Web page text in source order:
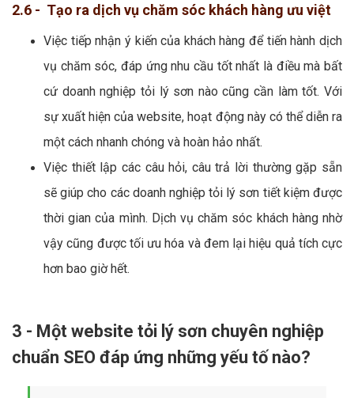
2.6 - Tạo ra dịch vụ chăm sóc khách hàng ưu việt
Việc tiếp nhận ý kiến của khách hàng để tiến hành dịch
vụ chăm sóc, đáp ứng nhu cầu tốt nhất là điều mà bất
cứ doanh nghiệp tỏi lý sơn nào cũng cần làm tốt. Với
sự xuất hiện của website, hoạt động này có thể diễn ra
một cách nhanh chóng và hoàn hảo nhất.
Việc thiết lập các câu hỏi, câu trả lời thường gặp sẵn
sẽ giúp cho các doanh nghiệp tỏi lý sơn tiết kiệm được
thời gian của mình. Dịch vụ chăm sóc khách hàng nhờ
vậy cũng được tối ưu hóa và đem lại hiệu quả tích cực
hơn bao giờ hết.
3 - Một website tỏi lý sơn chuyên nghiệp
chuẩn SEO đáp ứng những yếu tố nào?